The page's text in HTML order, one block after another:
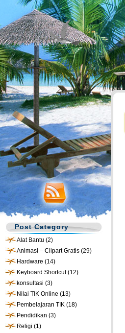
Post Category
Alat Bantu (2)
Animasi – Clipart Gratis (29)
Hardware (14)
Keyboard Shortcut(12)
konsultasi (3)
Nilai TIK Online (13)
Pembelajaran TIK (18)
Pendidikan (3)
Religi (1)